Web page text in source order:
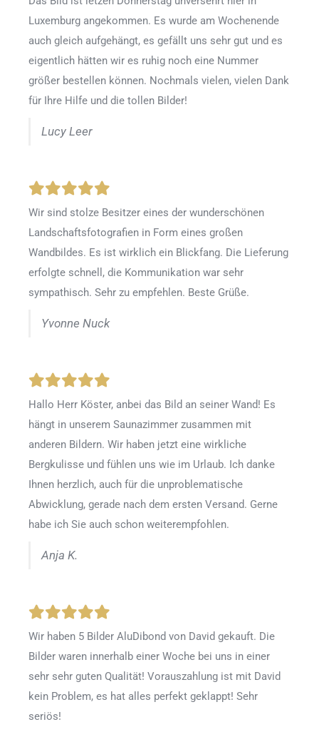
Luxemburg angekommen. Es wurde am Wochenende
auch gleich aufgehängt, es gefällt uns sehr gut und es
eigentlich hätten wir es ruhig noch eine Nummer
größer bestellen können. Nochmals vielen, vielen Dank
für Ihre Hilfe und die tollen Bilder!
Lucy Leer
Wir sind stolze Besitzer eines der wunderschönen
Landschaftsfotografien in Form eines großen
Wandbildes. Es ist wirklich ein Blickfang. Die Lieferung
erfolgte schnell, die Kommunikation war sehr
sympathisch. Sehr zu empfehlen. Beste Grüße.
Yvonne Nuck
Hallo Herr Köster, anbei das Bild an seiner Wand! Es
hängt in unserem Saunazimmer zusammen mit
anderen Bildern. Wir haben jetzt eine wirkliche
Bergkulisse und fühlen uns wie im Urlaub. Ich danke
Ihnen herzlich, auch für die unproblematische
Abwicklung, gerade nach dem ersten Versand. Gerne
habe ich Sie auch schon weiterempfohlen.
Anja K.
Wir haben 5 Bilder AluDibond von David gekauft. Die
Bilder waren innerhalb einer Woche bei uns in einer
sehr sehr guten Qualität! Vorauszahlung ist mit David
kein Problem, es hat alles perfekt geklappt! Sehr
seriös!